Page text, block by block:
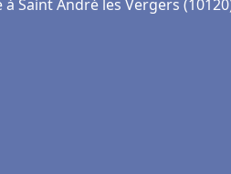
Saint André les Vergers